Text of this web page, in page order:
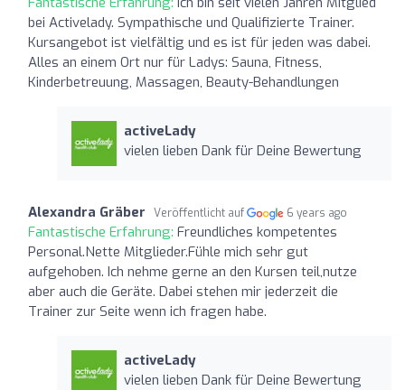
bei Activelady. Sympathische und Qualifizierte Trainer.
Kursangebot ist vielfältig und es ist für jeden was dabei.
Alles an einem Ort nur für Ladys: Sauna, Fitness,
Kinderbetreuung, Massagen, Beauty-Behandlungen
activeLady
vielen lieben Dank für Deine Bewertung
Alexandra Gräber Veröffentlicht auf 6 years ago
Fantastische Erfahrung: Freundliches kompetentes
Personal.Nette Mitglieder.Fühle mich sehr gut
aufgehoben. Ich nehme gerne an den Kursen teil,nutze
aber auch die Geräte. Dabei stehen mir jederzeit die
Trainer zur Seite wenn ich fragen habe.
activeLady
vielen lieben Dank für Deine Bewertung